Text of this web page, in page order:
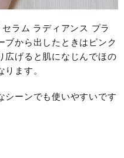
ラム ラディアンス プラ
ブから出したときはピンク
広げると肌になじんでほの
ます。
シーンでも使いやすいです